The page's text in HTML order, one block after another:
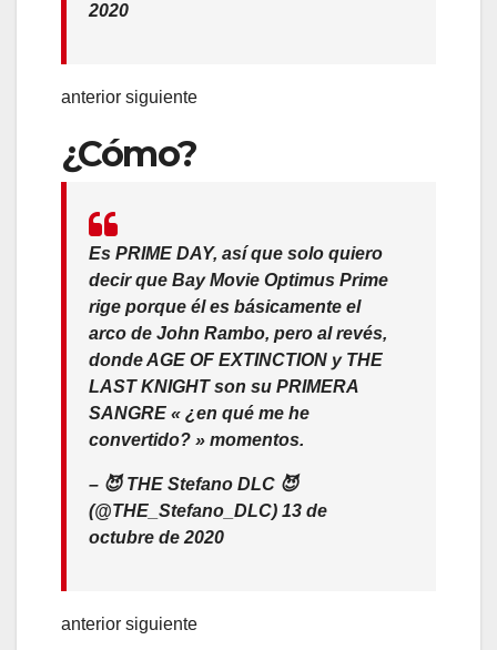
2020
anterior siguiente
¿Cómo?
Es PRIME DAY, así que solo quiero
decir que Bay Movie Optimus Prime
rige porque él es básicamente el
arco de John Rambo, pero al revés,
donde AGE OF EXTINCTION y THE
LAST KNIGHT son su PRIMERA
SANGRE « ¿en qué me he
convertido? » momentos.
– 😈 THE Stefano DLC 😈
(@THE_Stefano_DLC) 13 de
octubre de 2020
anterior siguiente